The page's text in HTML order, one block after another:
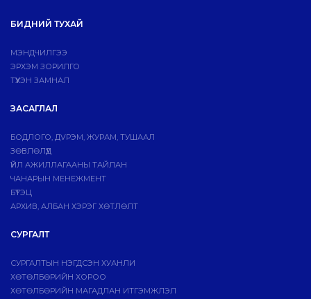
БИДНИЙ ТУХАЙ
МЭНДЧИЛГЭЭ
ЭРХЭМ ЗОРИЛГО
ТҮҮХЭН ЗАМНАЛ
ЗАСАГЛАЛ
БОДЛОГО, ДVРЭМ, ЖУРАМ, ТУШААЛ
ЗӨВЛӨЛҮҮД
ҮЙЛ АЖИЛЛАГААНЫ ТАЙЛАН
ЧАНАРЫН МЕНЕЖМЕНТ
БҮТЭЦ
АРХИВ, АЛБАН ХЭРЭГ ХӨТЛӨЛТ
СУРГАЛТ
СУРГАЛТЫН НЭГДСЭН ХУАНЛИ
ХӨТӨЛБӨРИЙН ХОРОО
ХӨТӨЛБӨРИЙН МАГАДЛАН ИТГЭМЖЛЭЛ